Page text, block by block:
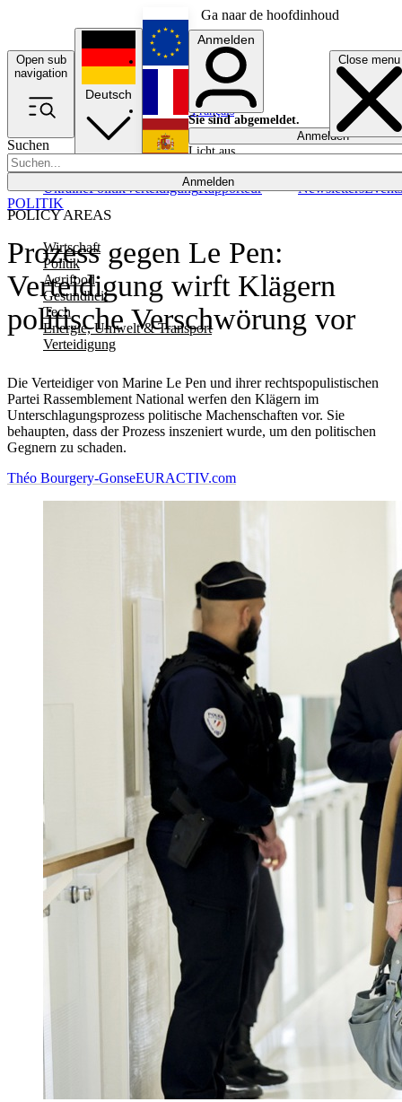
Ga naar de hoofdinhoud
Open sub
navigation
Close menu
Suchen
Anmelden
POLICY AREAS
Wirtschaft
Politik
Agrifood
Gesundheit
Tech
Energie, Umwelt & Transport
Verteidigung
UkrainePolitikVerteidigungRapporteur NewslettersEvents
Deutsch
English
Français
Anmelden
Sie sind abgemeldet.
Anmelden
Licht aus
Prozess gegen Le Pen:
Verteidigung wirft Klägern
politische Verschwörung vor
Die Verteidiger von Marine Le Pen und ihrer rechtspopulistischen
Partei Rassemblement National werfen den Klägern im
Unterschlagungsprozess politische Machenschaften vor. Sie
behaupten, dass der Prozess inszeniert wurde, um den politischen
Gegnern zu schaden.
POLITIK
Théo Bourgery-GonseEURACTIV.com